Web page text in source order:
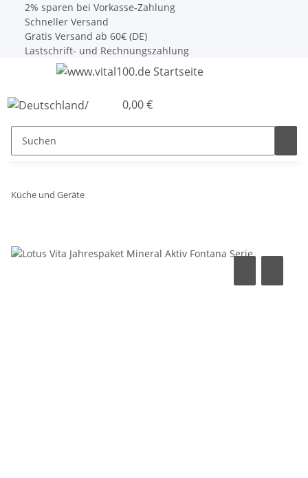
2% sparen bei Vorkasse-Zahlung
Schneller Versand
Gratis Versand ab 60€ (DE)
Lastschrift- und Rechnungszahlung
0,00 €
Küche und Geräte